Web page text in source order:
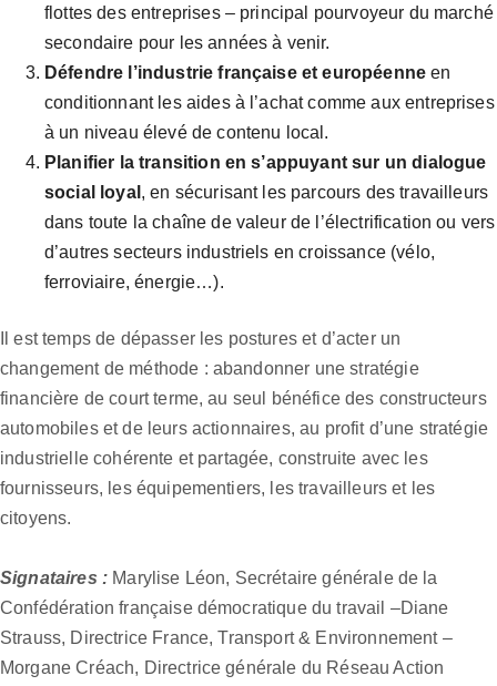
flottes des entreprises – principal pourvoyeur du marché
secondaire pour les années à venir.
Défendre l’industrie française et européenne en
conditionnant les aides à l’achat comme aux entreprises
à un niveau élevé de contenu local.
Planifier la transition en s’appuyant sur un dialogue
social loyal , en sécurisant les parcours des travailleurs
dans toute la chaîne de valeur de l’électrification ou vers
d’autres secteurs industriels en croissance (vélo,
ferroviaire, énergie…).
Il est temps de dépasser les postures et d’acter un
changement de méthode : abandonner une stratégie
financière de court terme, au seul bénéfice des constructeurs
automobiles et de leurs actionnaires, au profit d’une stratégie
industrielle cohérente et partagée, construite avec les
fournisseurs, les équipementiers, les travailleurs et les
citoyens.
Signataires : Marylise Léon, Secrétaire générale de la
Confédération française démocratique du travail –Diane
Strauss, Directrice France, Transport & Environnement –
Morgane Créach, Directrice générale du Réseau Action